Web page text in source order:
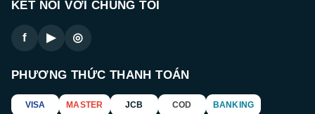
KẾT NỐI VỚI CHÚNG TÔI
f ▶ ◎
PHƯƠNG THỨC THANH TOÁN
VISA MASTER JCB COD BANKING